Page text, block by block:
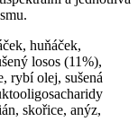
huňáček,
losos (11%),
rybí olej, sušená
skořice, anýz,